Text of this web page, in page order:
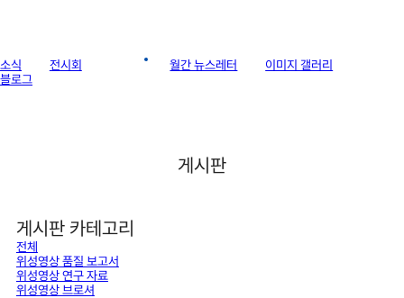
소식 전시회 월간 뉴스레터
이미지 갤러리
블로그
게시판
게시판 카테고리
전체
위성영상 품질 보고서
위성영상 연구 자료
위성영상 브로셔